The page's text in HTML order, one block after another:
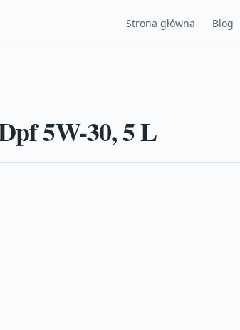
Strona główna Blog
5W-30, 5 L